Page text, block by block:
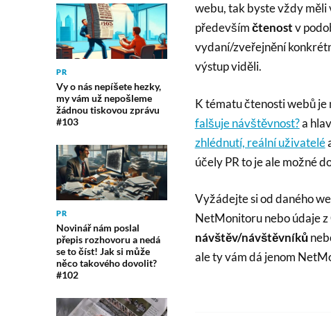
PR
Vy o nás nepíšete hezky,
my vám už nepošleme
žádnou tiskovou zprávu
#103
PR
Novinář nám poslal
přepis rozhovoru a nedá
se to číst! Jak si může
něco takového dovolit?
#102
webu, tak byste vždy měli
předevšímčtenostv
vydaní/zveřejnění
výstup viděli.
K tématu čtenosti webů
falšuje návštěvnost?a
zhlédnutí, reální uživatelé
účely PR to je ale možné
Vyžádejte si od daného
NetMonitoru nebo údaje z
návštěv/návštěvníků
ale ty vám dá jenom